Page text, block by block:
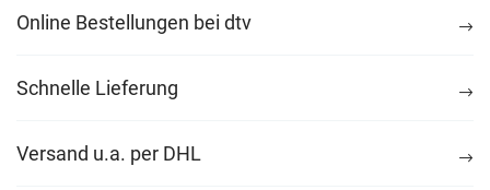
Online Bestellungen bei dtv
Schnelle Lieferung
Versand u.a. per DHL